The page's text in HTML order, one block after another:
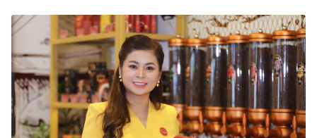
khả năng đáp ứng các tiêu chuẩn đang trở thành yêu cầu cấp
thiết. Theo CEO TNI King Coffee Lê Hoàng Diệp Thảo, đây là
thời điểm doanh nghiệp Việt cần đầu tư vào nền tảng phát triển
dài hạn để từng bước nâng cao năng lực cạnh tranh. Giá trị
doanh nghiệp thu được trong chuỗi cung ứng quốc tế vì thế
cũng được kỳ vọng sẽ từng bước cải thiện.